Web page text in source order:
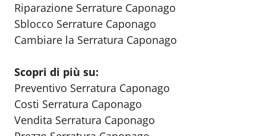
Riparazione Serrature Caponago
Sblocco Serrature Caponago
Cambiare la Serratura Caponago
Scopri di più su:
Preventivo Serratura Caponago
Costi Serratura Caponago
Vendita Serratura Caponago